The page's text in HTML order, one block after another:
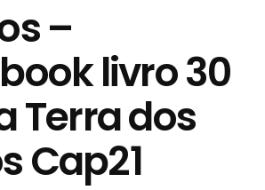
–
livro 30
Terra dos
Cap21